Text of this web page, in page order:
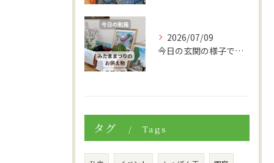
2026/07/09
今日の玄関の様子です。
タグ Tags